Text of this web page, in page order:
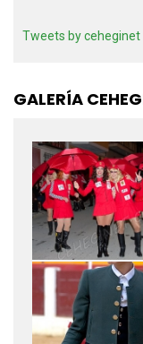
Tweets by ceheginet
GALERÍA